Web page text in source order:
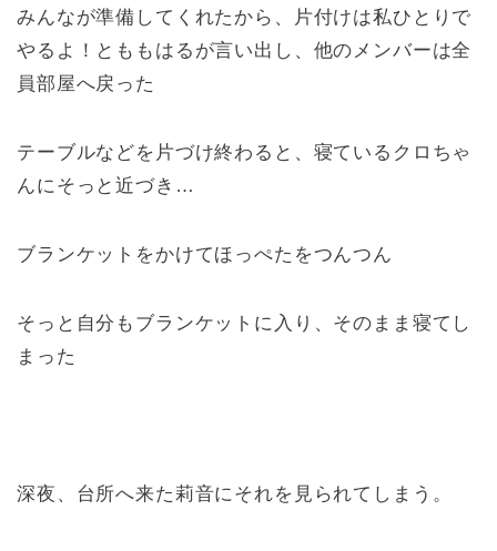
みんなが準備してくれたから、片付けは私ひとりで
やるよ！とももはるが言い出し、他のメンバーは全
員部屋へ戻った
テーブルなどを片づけ終わると、寝ているクロちゃ
んにそっと近づき…
ブランケットをかけてほっぺたをつんつん
そっと自分もブランケットに入り、そのまま寝てし
まった
深夜、台所へ来た莉音にそれを見られてしまう。